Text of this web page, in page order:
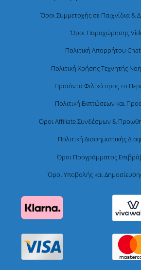
Όροι Συμμετοχής σε Παιχνίδια &
Όροι Παραχώρησης
Πολιτική Απορρήτου
Πολιτική Χρήσης Τεχνητής
Προϊόντα Φιλικά προς το
Πολιτική Εκπτώσεων και
Όροι Affiliate Συνδέσμων &
Πολιτική Διαφημιστικής
Όροι Προγράμματος
Όροι Υποβολής και